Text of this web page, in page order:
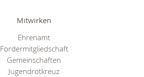
Mitwirken
Ehrenamt
Fördermitgliedschaft
Gemeinschaften
Jugendrotkreuz